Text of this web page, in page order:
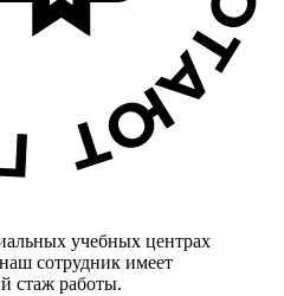
учебных центрах
сотрудник имеет
стаж работы.